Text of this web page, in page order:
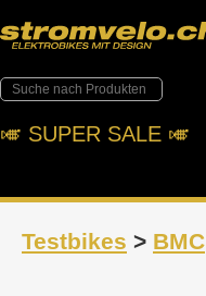
🎺︎ SUPER SALE 🎺︎
Testbikes > BMC